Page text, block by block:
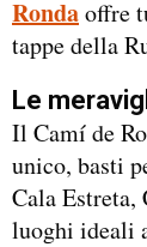
Rondaoffre
tappe della
Le
Il Camí de
unico, basti
Cala Estreta,
luoghi ideali